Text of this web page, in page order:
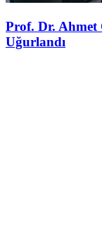
Prof. Dr. Ahmet
Uğurlandı